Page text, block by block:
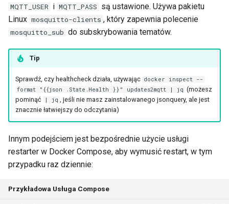
MQTT_USER i MQTT_PASS są ustawione. Używa pakietu
Linux mosquitto-clients , który zapewnia polecenie
mosquitto_sub do subskrybowania tematów.
Tip
Sprawdź, czy healthcheck działa, używając docker inspect --
format "{{json .State.Health }}" updates2mqtt | jq (możesz
pominąć
| jq , jeśli nie masz zainstalowanego jsonquery, ale jest
znacznie łatwiejszy do odczytania)
Innym podejściem jest bezpośrednie użycie usługi
restarter w Docker Compose, aby wymusić restart, w tym
przypadku raz dziennie:
Przykładowa Usługa Compose